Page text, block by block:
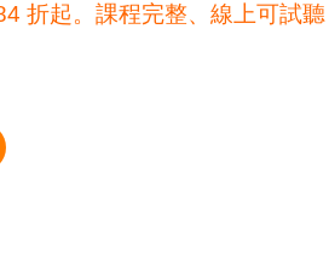
折起。課程完整、線上可試聽